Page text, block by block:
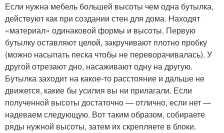
Если нужна мебель большей высоты чем одна бутылка,
действуют как при создании стен для дома. Находят
«материал» одинаковой формы и высоты. Первую
бутылку оставляют целой, закручивают плотно пробку
(можно насыпать песка чтобы не переворачивалась). У
другой отрезают дно, насаживают одну на другую.
Бутылка заходит на какое-то расстояние и дальше не
движется, какие бы усилия вы ни прилагали. Если
полученной высоты достаточно — отлично, если нет —
надеваем следующую. Вот таким образом, собираете
ряды нужной высоты, затем их скрепляете в блоки.